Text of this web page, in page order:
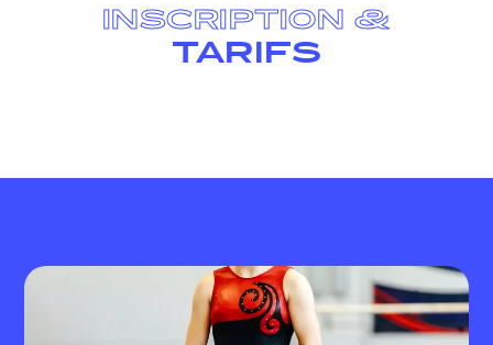
INSCRIPTION &
TARIFS